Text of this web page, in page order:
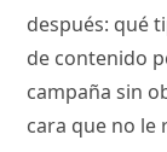
después: qué
de contenido
campaña sin
cara que no le